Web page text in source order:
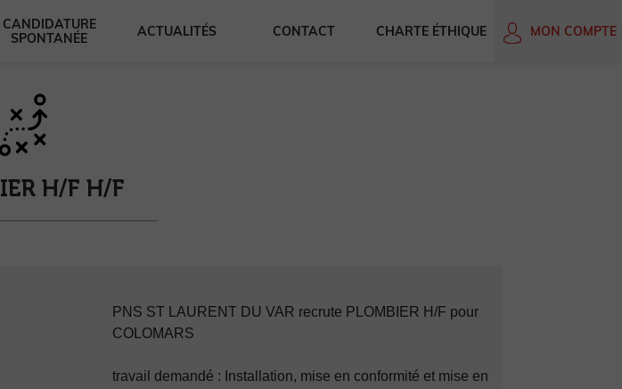
CANDIDATURE
SPONTANÉE
ACTUALITÉS CONTACT CHARTE ÉTHIQUE MON COMPTE
IER H/F H/F
PNS ST LAURENT DU VAR recrute PLOMBIER H/F pour
COLOMARS
travail demandé : Installation, mise en conformité et mise en